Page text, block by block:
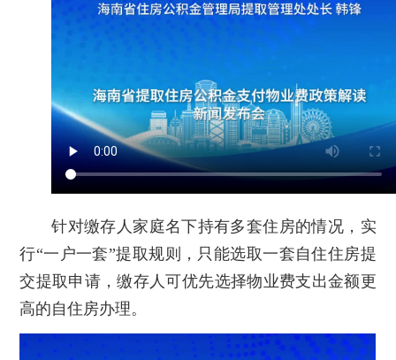
针对缴存人家庭名下持有多套住房的情况，实
行“一户一套”提取规则，只能选取一套自住住房提
交提取申请，缴存人可优先选择物业费支出金额更
高的自住房办理。